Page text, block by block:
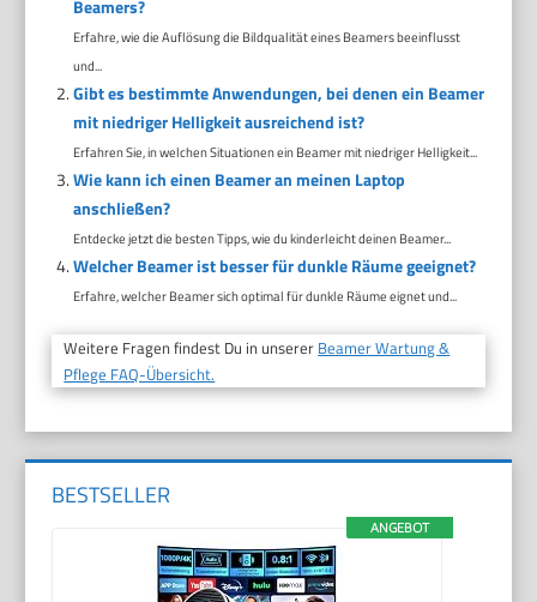
Beamers?
Erfahre, wie die Auflösung die Bildqualität eines Beamers beeinflusst
und...
Gibt es bestimmte Anwendungen, bei denen ein Beamer
mit niedriger Helligkeit ausreichend ist?
Erfahren Sie, in welchen Situationen ein Beamer mit niedriger Helligkeit...
Wie kann ich einen Beamer an meinen Laptop
anschließen?
Entdecke jetzt die besten Tipps, wie du kinderleicht deinen Beamer...
Welcher Beamer ist besser für dunkle Räume geeignet?
Erfahre, welcher Beamer sich optimal für dunkle Räume eignet und...
Weitere Fragen findest Du in unserer Beamer Wartung &
Pflege FAQ-Übersicht.
BESTSELLER
ANGEBOT